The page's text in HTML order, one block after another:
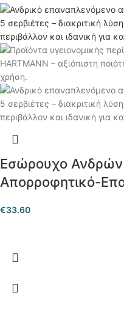
Εσώρουχο Ανδρών
Απορροφητικό-
€33.60